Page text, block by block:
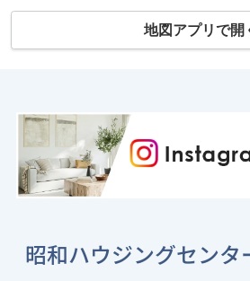
地図アプリで開
昭和ハウジングセンタ